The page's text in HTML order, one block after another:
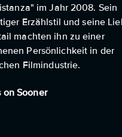
im Jahr 2008. Sein
Erzählstil und seine
machten ihn zu einer
Persönlichkeit in der
Filmindustrie.
on Sooner